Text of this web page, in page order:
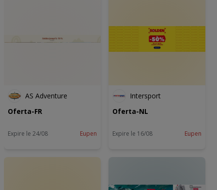
AS Adventure
Oferta-FR
Expire le 24/08 Eupen
Intersport
Oferta-NL
Expire le 16/08 Eupen